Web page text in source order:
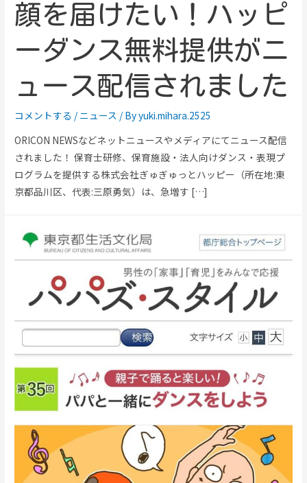
顔を届けたい！ハッピ
ーダンス無料提供がニ
ュース配信されました
コメントする / ニュース / Byyuki.mihara.2525
ORICON NEWSなどネットニュースやメディアにてニュース配信
されました！ 保育士研修、保育施設・法人向けダンス・表現プ
ログラムを提供する株式会社ぎゅぎゅっとハッピー（所在地:東
京都品川区、代表:三原勇気）は、急増す […]